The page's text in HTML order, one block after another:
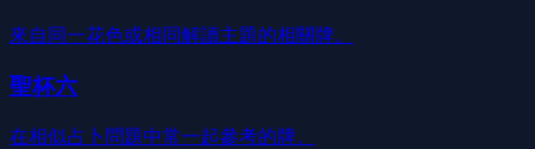
來自同一花色或相同解讀主題的相關牌。
聖杯六
在相似占卜問題中常一起參考的牌。